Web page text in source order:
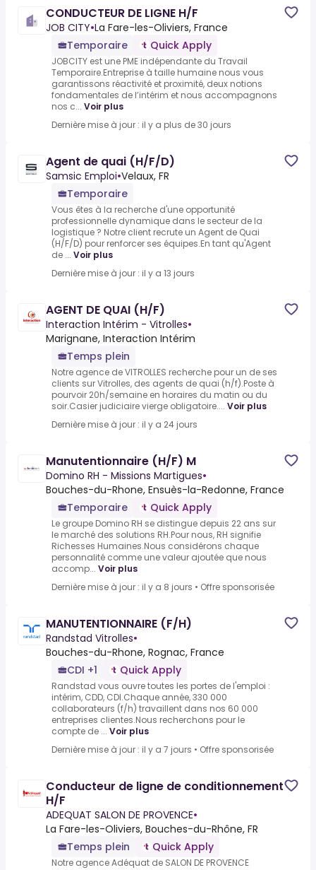
CONDUCTEUR DE LIGNE H/F
JOB CITY•La Fare-les-Oliviers, France
Temporaire
Quick Apply
JOBCITY est une PME indépendante du Travail
Temporaire.Entreprise à taille humaine nous vous
garantissons réactivité et proximité, deux notions
fondamentales de l’intérim et nous accompagnons
nos c... Voir plus
Dernière mise à jour : il y a plus de 30 jours
Agent de quai (H/F/D)
Samsic Emploi•Velaux, FR
Temporaire
Vous êtes à la recherche d'une opportunité
professionnelle dynamique dans le secteur de la
logistique ? Notre client recrute un Agent de Quai
(H/F/D) pour renforcer ses équipes.En tant qu'Agent
de ... Voir plus
Dernière mise à jour : il y a 13 jours
AGENT DE QUAI (H/F)
Interaction Intérim - Vitrolles•
Marignane, Interaction Intérim
Temps plein
Notre agence de VITROLLES recherche pour un de ses
clients sur Vitrolles, des agents de quai (h/f).Poste à
pourvoir 20h/semaine en horaires du matin ou du
soir.Casier judiciaire vierge obligatoire.... Voir plus
Dernière mise à jour : il y a 24 jours
Manutentionnaire (H/F) M
Domino RH - Missions Martigues•
Bouches-du-Rhone, Ensuès-la-Redonne, France
Temporaire
Quick Apply
Le groupe Domino RH se distingue depuis 22 ans sur
le marché des solutions RH.Pour nous, RH signifie
Richesses Humaines.Nous considérons chaque
personnalité comme une valeur ajoutée que nous
accomp... Voir plus
Dernière mise à jour : il y a 8 jours • Offre sponsorisée
MANUTENTIONNAIRE (F/H)
Randstad Vitrolles•
Bouches-du-Rhone, Rognac, France
CDI +1
Quick Apply
Randstad vous ouvre toutes les portes de l'emploi :
intérim, CDD, CDI.Chaque année, 330 000
collaborateurs (f/h) travaillent dans nos 60 000
entreprises clientes.Nous recherchons pour le
compte de ... Voir plus
Dernière mise à jour : il y a 7 jours • Offre sponsorisée
Conducteur de ligne de conditionnement
H/F
ADEQUAT SALON DE PROVENCE•
La Fare-les-Oliviers, Bouches-du-Rhône, FR
Temps plein
Quick Apply
Notre agence Adéquat de SALON DE PROVENCE